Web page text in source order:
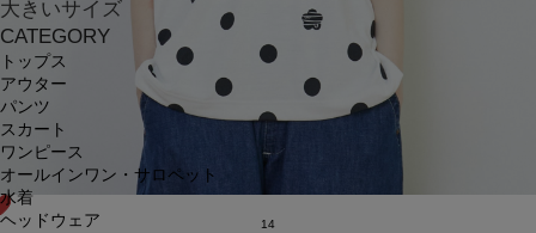
大きいサイズ
CATEGORY
トップス
アウター
パンツ
スカート
ワンピース
オールインワン・サロペット
水着
ヘッドウェア
14